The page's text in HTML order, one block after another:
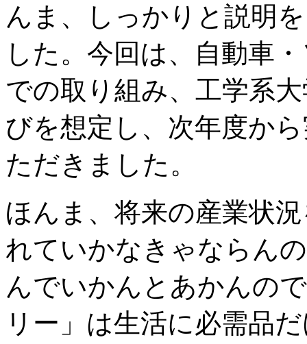
んま、しっかりと説明
した。今回は、自動車
での取り組み、工学系
びを想定し、次年度か
ただきました。
ほんま、将来の産業状
れていかなきゃならん
んでいかんとあかんの
リー」は生活に必需品